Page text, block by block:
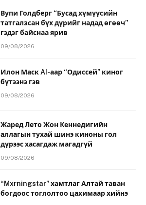
Вупи Голдберг “Бусад хүмүүсийн
татгалзсан бүх дүрийг надад өгөөч”
гэдэг байснаа ярив
09/08/2026
Илон Маск AI-аар “Одиссей” киног
бүтээнэ гэв
09/08/2026
Жаред Лето Жон Кеннедигийн
аллагын тухай шинэ киноны гол
дүрээс хасагдаж магадгүй
09/08/2026
“Mxrningstar” хамтлаг Алтай таван
богдоос тоглолтоо цахимаар хийнэ